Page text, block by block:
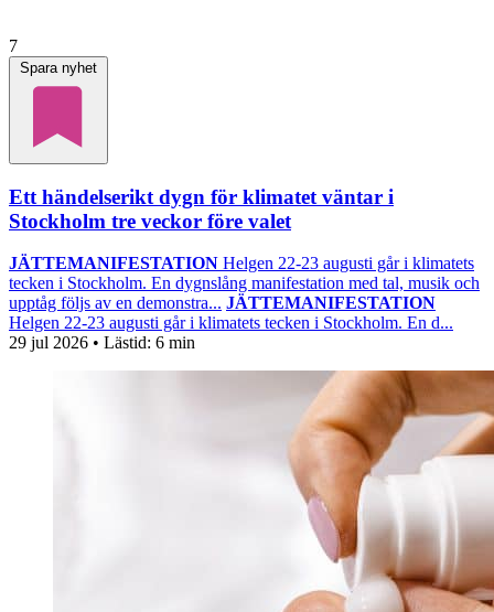
7
Spara nyhet
Ett händelserikt dygn för klimatet väntar i
Stockholm tre veckor före valet
JÄTTEMANIFESTATION Helgen 22-23 augusti går i klimatets
tecken i Stockholm. En dygnslång manifestation med tal, musik och
upptåg följs av en demonstra... JÄTTEMANIFESTATION
Helgen 22-23 augusti går i klimatets tecken i Stockholm. En d...
29 jul 2026 • Lästid: 6 min